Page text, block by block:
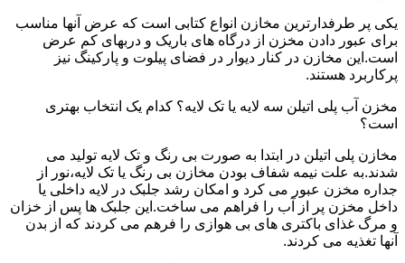
یکی پر طرفدارترین مخازن انواع کتابی است که عرض آنها مناسب
برای عبور دادن مخزن از درگاه های باریک و دربهای کم عرض
است.این مخازن در کنار دیوار در فضای پیلوت و پارکینگ نیز
پرکاربرد هستند.
مخزن آب پلی اتیلن سه لایه یا تک لایه؟ کدام یک انتخاب بهتری
است؟
مخازن پلی اتیلن در ابتدا به صورت بی رنگ و تک لایه تولید می
شدند.به علت نیمه شفاف بودن مخازن بی رنگ یا تک لایه،نور از
جداره مخزن عبور می کرد و امکان رشد جلبک در لایه داخلی یا
داخل مخزن پر از آب را فراهم می ساخت.این جلبک ها پس از خزان
و مرگ غذای باکتری های بی هوازی را فرهم می کردند که از بدن
آنها تغذیه می کردند.